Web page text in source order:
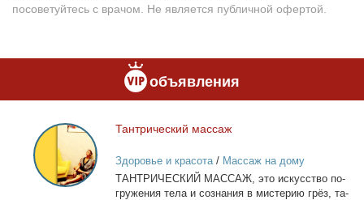
посоветуйтесь с врачом. Не является публичной офертой.
объявления
Тантрический
массаж
Тан­три­че­ский мас­саж
Здоровье и красота/ Массаж на дому
ТАНТРИЧЕСКИЙ МАССАЖ, это ис­кус­ство по­
гру­же­ния те­ла и со­зна­ния в ми­сте­рию грёз, та­